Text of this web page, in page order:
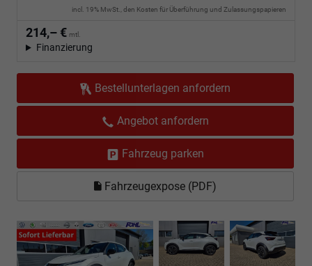
incl. 19% MwSt., den Kosten für Überführung und Zulassungspapieren
214,– € mtl.
Finanzierung
Bestellunterlagen anfordern
Angebot anfordern
Fahrzeug parken
Fahrzeugexpose (PDF)